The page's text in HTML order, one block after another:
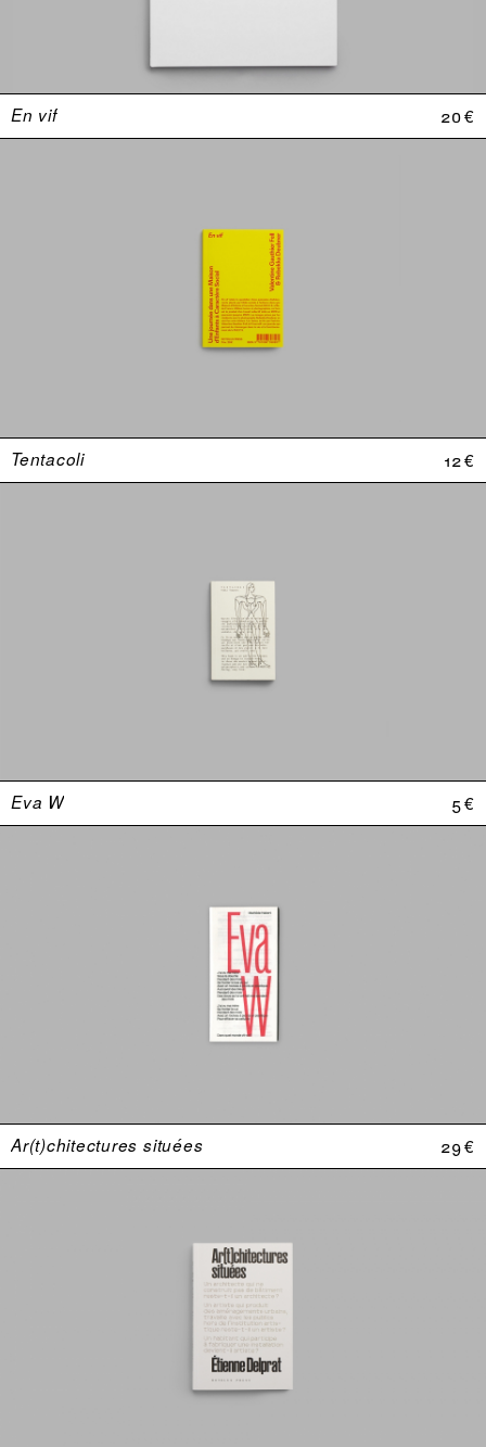
En vif 20 €
Tentacoli 12 €
Eva W 5 €
Ar(t)chitectures situées 29 €